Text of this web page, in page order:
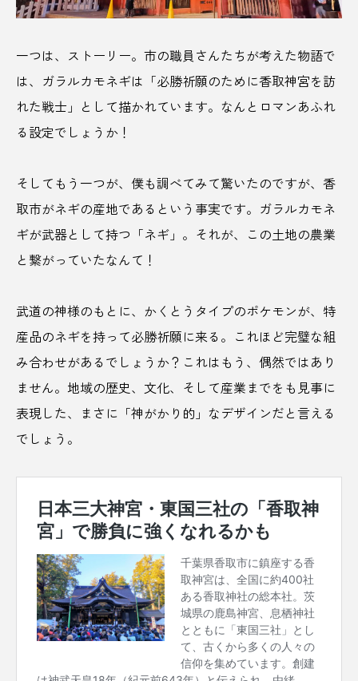
交通網 京都 人がいない 人形町
人時 人気 人気店
今井だるま店NAYA
伊勢 伊勢・船江温泉 みたすの湯
伊萬里
会津地方 伝統 伝統工芸 伝統文化
働き口の減少 元乃隅稲成神社 光岡自動車
八幡平市 公共施設
六歌仙
冷やし中華 冷麺 刈谷サービスエリア
初詣 利根川 剪定 加藤清正
北九州市 北広島 北海道
北海道日本ハムファイターズ 北軽井沢
北郷町 千葉 千葉県 千葉県香取市
南三陸町 博物館 卵 厚木
一つは、ストーリー。市の職員さんたちが考えた物語で
は、ガラルカモネギは「必勝祈願のために香取神宮を訪
れた戦士」として描かれています。なんとロマンあふれ
る設定でしょうか！
そしてもう一つが、僕も調べてみて驚いたのですが、香
取市がネギの産地であるという事実です。ガラルカモネ
ギが武器として持つ「ネギ」。それが、この土地の農業
と繋がっていたなんて！
武道の神様のもとに、かくとうタイプのポケモンが、特
産品のネギを持って必勝祈願に来る。これほど完璧な組
み合わせがあるでしょうか？これはもう、偶然ではあり
ません。地域の歴史、文化、そして産業までをも見事に
表現した、まさに「神がかり的」なデザインだと言える
でしょう。